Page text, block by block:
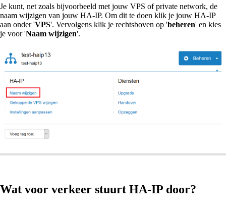
Je kunt, net zoals bijvoorbeeld met jouw VPS of private network, de
naam wijzigen van jouw HA-IP. Om dit te doen klik je jouw HA-IP
aan onder 'VPS'. Vervolgens klik je rechtsboven op 'beheren' en kies
je voor 'Naam wijzigen'.
Wat voor verkeer stuurt HA-IP door?